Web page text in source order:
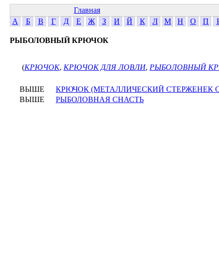
Главная
А
Б В Г Д Е Ж З И Й К Л М Н О П
РЫБОЛОВНЫЙ КРЮЧОК
(КРЮЧОК, КРЮЧОК ДЛЯ ЛОВЛИ, РЫБОЛОВНЫЙ
ВЫШЕ
КРЮЧОК (МЕТАЛЛИЧЕСКИЙ СТЕРЖЕНЕК
ВЫШЕ
РЫБОЛОВНАЯ СНАСТЬ